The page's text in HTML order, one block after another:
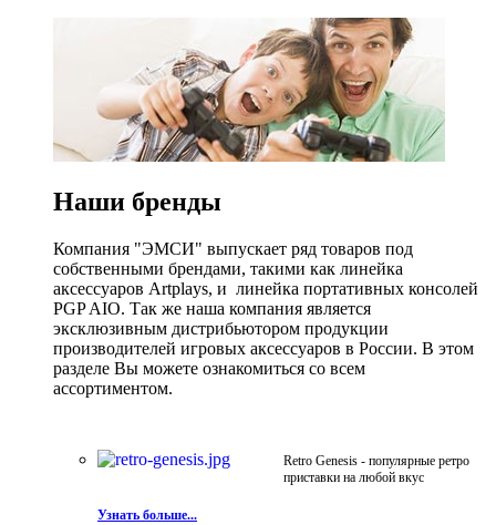
Наши бренды
Компания "ЭМСИ" выпускает ряд товаров под
собственными брендами, такими как линейка
аксессуаров Artplays, и линейка портативных консолей
PGP AIO. Так же наша компания является
эксклюзивным дистрибьютором продукции
производителей игровых аксессуаров в России. В этом
разделе Вы можете ознакомиться со всем
ассортиментом.
Retro Genesis - популярные ретро
приставки на любой вкус
Узнать больше...